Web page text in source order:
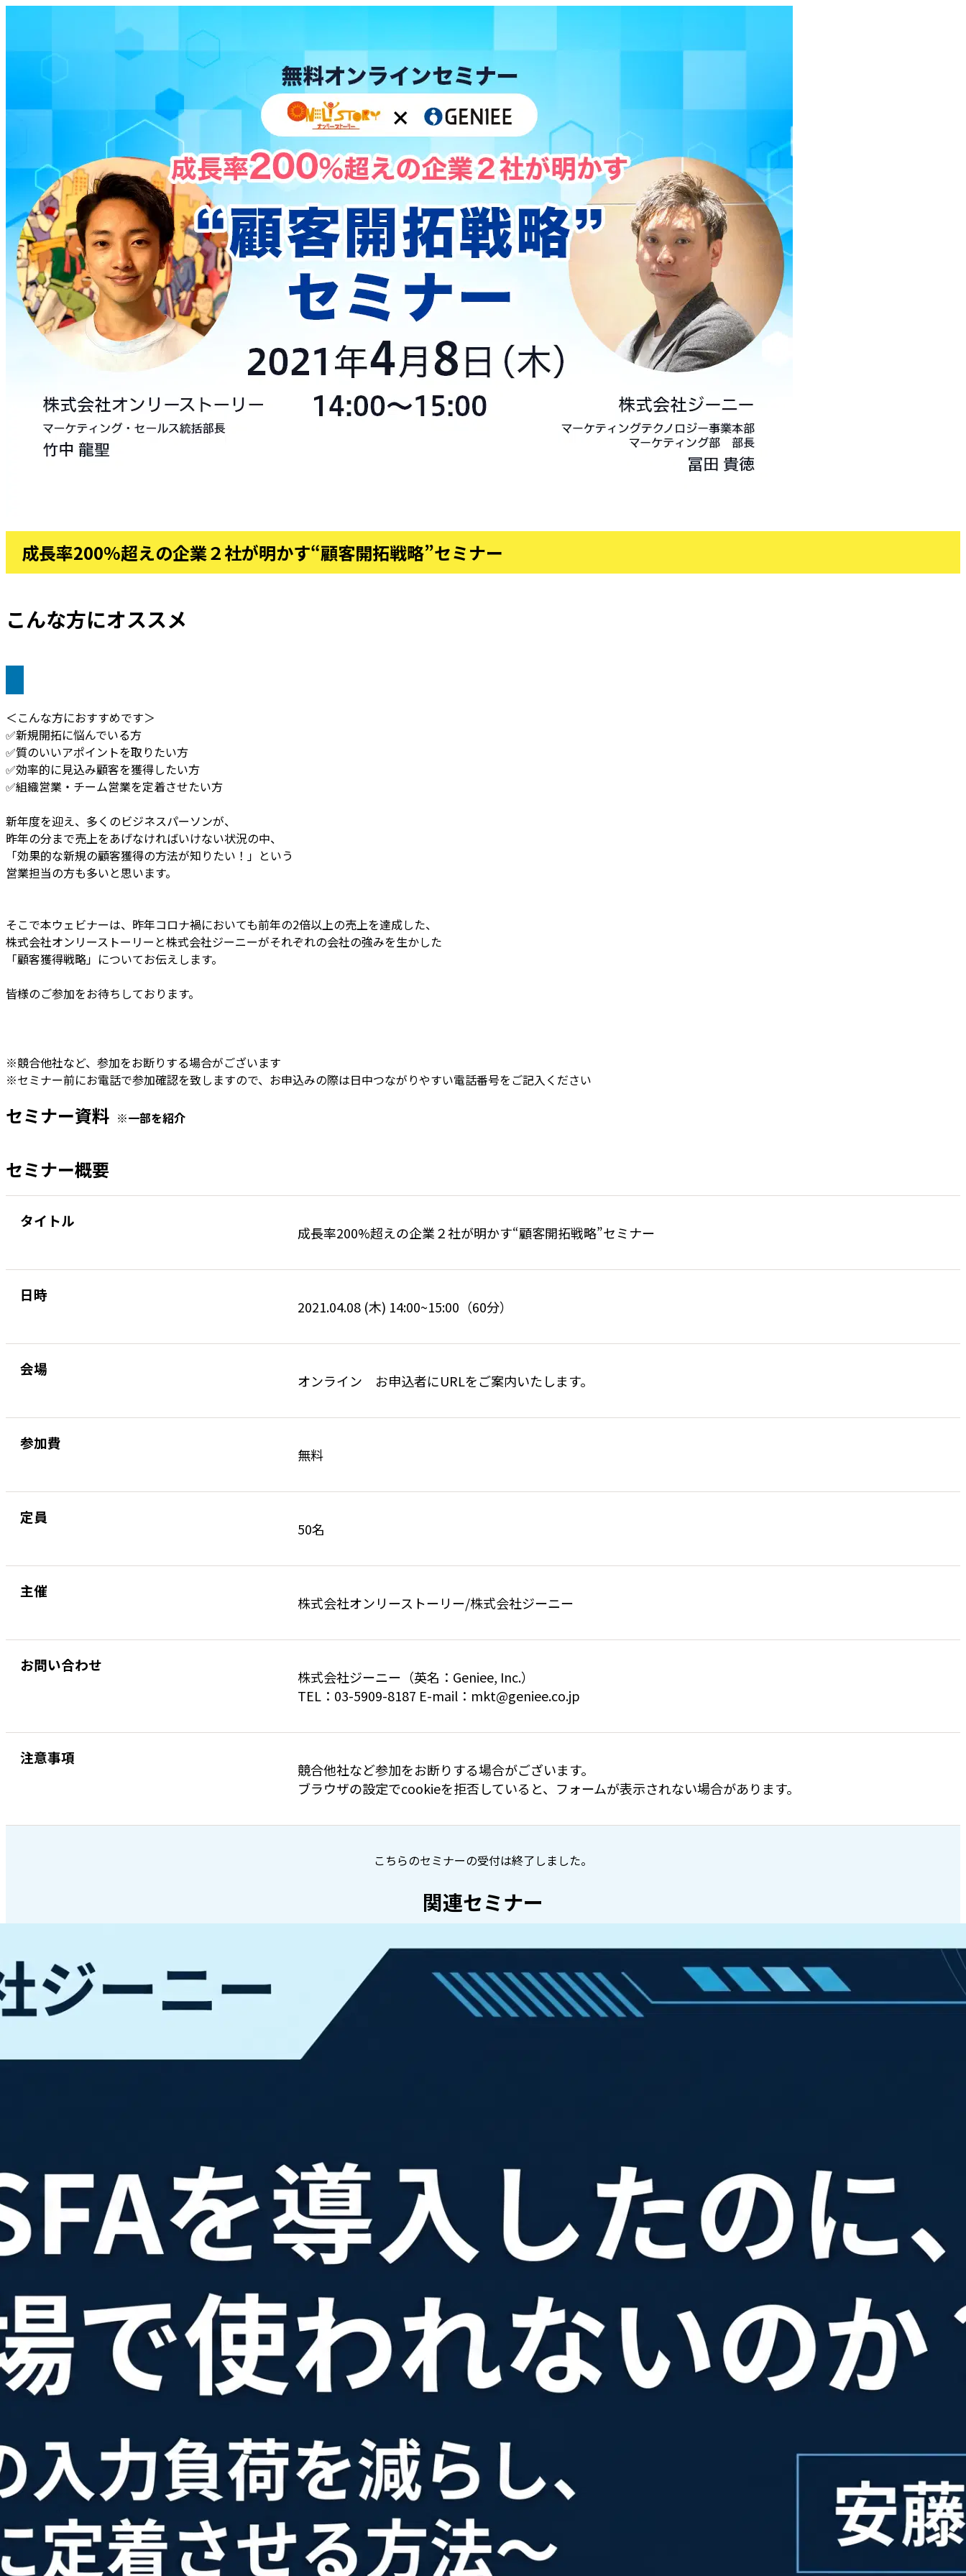
成長率200%超えの企業２社が明かす“顧客開拓戦略”セミナー
こんな方にオススメ
＜こんな方におすすめです＞
✅新規開拓に悩んでいる方
✅質のいいアポイントを取りたい方
✅効率的に見込み顧客を獲得したい方
✅組織営業・チーム営業を定着させたい方
新年度を迎え、多くのビジネスパーソンが、
昨年の分まで売上をあげなければいけない状況の中、
「効果的な新規の顧客獲得の方法が知りたい！」という
営業担当の方も多いと思います。
そこで本ウェビナーは、昨年コロナ禍においても前年の2倍以上の売上を達成した、
株式会社オンリーストーリーと株式会社ジーニーがそれぞれの会社の強みを生かした
「顧客獲得戦略」についてお伝えします。
皆様のご参加をお待ちしております。
※競合他社など、参加をお断りする場合がございます
※セミナー前にお電話で参加確認を致しますので、お申込みの際は日中つながりやすい電話番号をご記入ください
セミナー資料 ※一部を紹介
セミナー概要
タイトル
成長率200%超えの企業２社が明かす“顧客開拓戦略”セミナー
日時
2021.04.08 (木) 14:00~15:00（60分）
会場
オンライン お申込者にURLをご案内いたします。
参加費
無料
定員
50名
主催
株式会社オンリーストーリー/株式会社ジーニー
お問い合わせ
株式会社ジーニー（英名：Geniee, Inc.）
TEL：03-5909-8187 E-mail：mkt@geniee.co.jp
注意事項
競合他社など参加をお断りする場合がございます。
ブラウザの設定でcookieを拒否していると、フォームが表示されない場合があります。
こちらのセミナーの受付は終了しました。
関連セミナー